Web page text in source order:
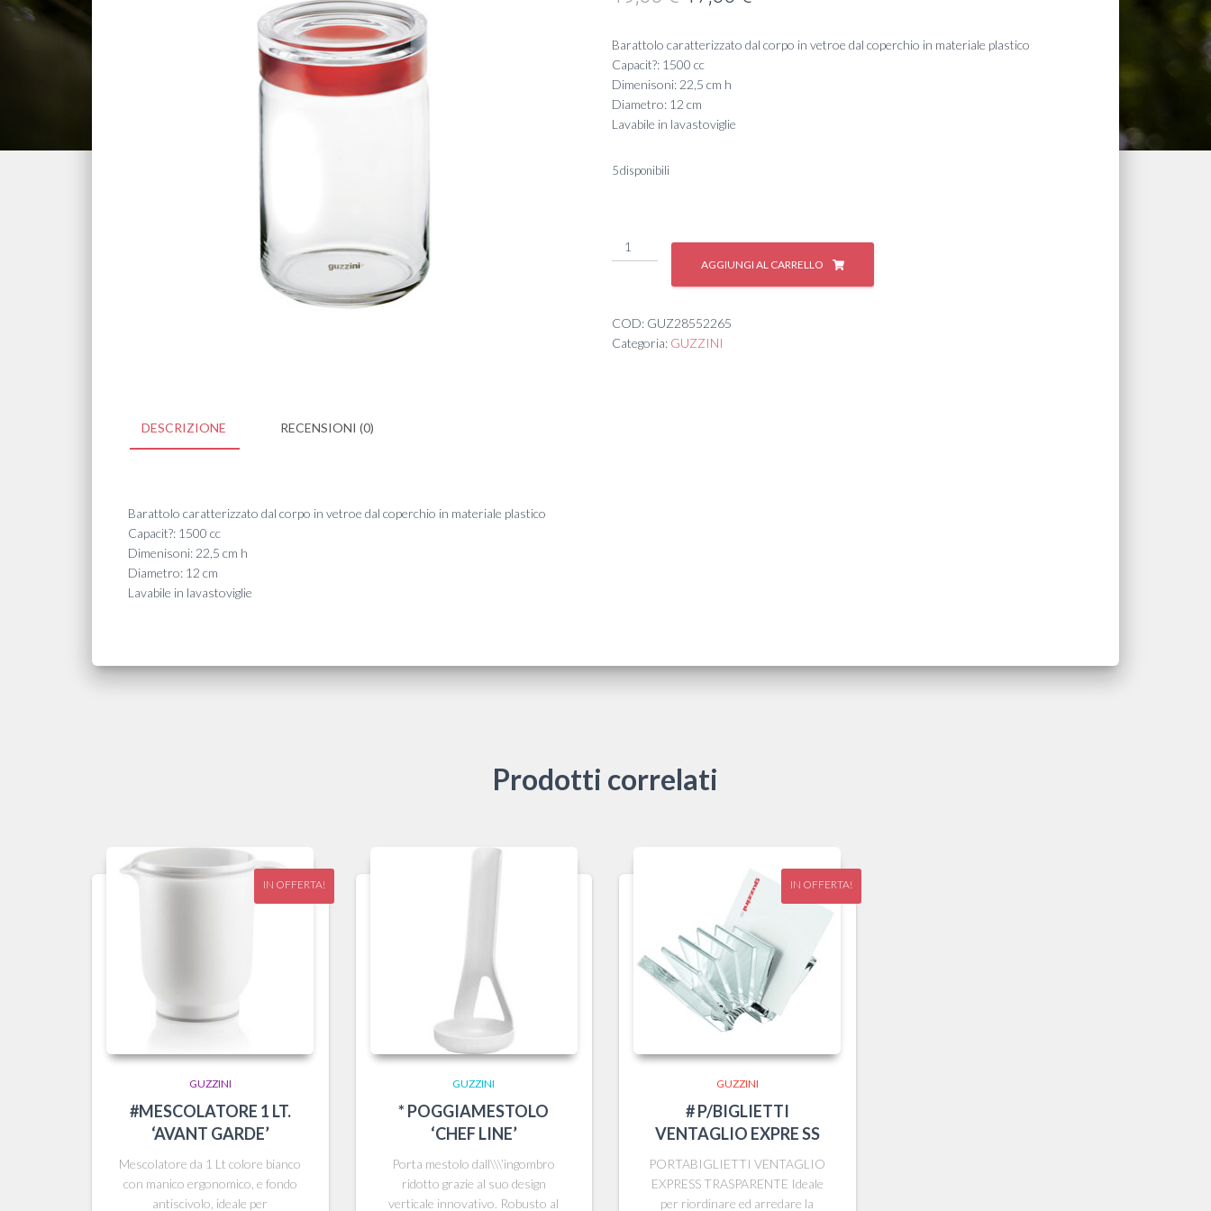
originale
era:
19,00 €.
Barattolo caratterizzato dal corpo in vetroe dal coperchio in materiale plastico
Capacit?: 1500 cc
Dimenisoni: 22,5 cm h
Diametro: 12 cm
Lavabile in lavastoviglie
5 disponibili
BARATTOLO
quantità
AGGIUNGI AL CARRELLO
COD: GUZ28552265
Categoria: GUZZINI
DESCRIZIONE RECENSIONI (0)
Barattolo caratterizzato dal corpo in vetroe dal coperchio in materiale plastico
Capacit?: 1500 cc
Dimenisoni: 22,5 cm h
Diametro: 12 cm
Lavabile in lavastoviglie
Prodotti correlati
IN OFFERTA!
GUZZINI
#MESCOLATORE 1 LT.
‘AVANT GARDE’
Mescolatore da 1 Lt colore bianco
con manico ergonomico, e fondo
antiscivolo, ideale per
GUZZINI
* POGGIAMESTOLO
‘CHEF LINE’
Porta mestolo dall\\\’ingombro
ridotto grazie al suo design
verticale innovativo. Robusto al
IN OFFERTA!
GUZZINI
# P/BIGLIETTI
VENTAGLIO EXPRE SS
PORTABIGLIETTI VENTAGLIO
EXPRESS TRASPARENTE Ideale
per riordinare ed arredare la